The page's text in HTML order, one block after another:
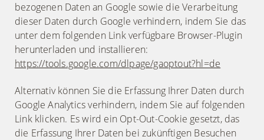
bezogenen Daten an Google sowie die Verarbeitung
dieser Daten durch Google verhindern, indem Sie das
unter dem folgenden Link verfügbare Browser-Plugin
herunterladen und installieren:
https://tools.google.com/dlpage/gaoptout?hl=de
Alternativ können Sie die Erfassung Ihrer Daten durch
Google Analytics verhindern, indem Sie auf folgenden
Link klicken. Es wird ein Opt-Out-Cookie gesetzt, das
die Erfassung Ihrer Daten bei zukünftigen Besuchen